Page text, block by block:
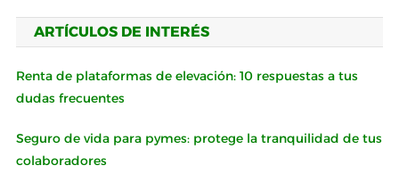
ARTÍCULOS DE INTERÉS
Renta de plataformas de elevación: 10 respuestas a tus
dudas frecuentes
Seguro de vida para pymes: protege la tranquilidad de tus
colaboradores